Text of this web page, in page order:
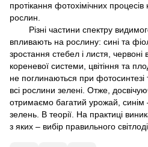
протікання фотохімічних
рослин.
Різні частини спектру
впливають на рослину: сині та
зростання стебел і листя, червоні
кореневої системи, цвітіння та
не поглинаються при
всі рослини зелені. Отже,
отримаємо багатий урожай, синім
зелень. В теорії. На практиці
з яких – вибір правильного